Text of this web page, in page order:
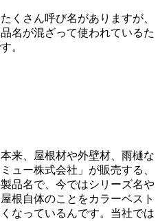
くさん呼び名がありますが、
名が混ざって使われているた
。
来、屋根材や外壁材、雨樋な
ュー株式会社」が販売する、
品名で、今ではシリーズ名や
根自体のことをカラーベスト
なっているんです。当社では